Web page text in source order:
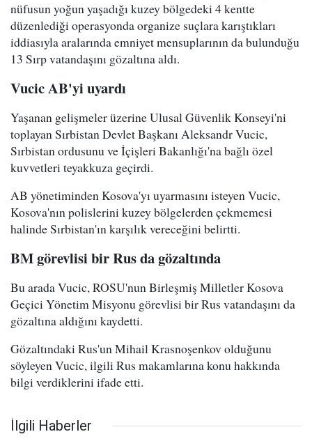
nüfusun yoğun yaşadığı kuzey bölgedeki 4 kentte
düzenlediği operasyonda organize suçlara karıştıkları
iddiasıyla aralarında emniyet mensuplarının da bulunduğu
13 Sırp vatandaşını gözaltına aldı.
Vucic AB'yi uyardı
Yaşanan gelişmeler üzerine Ulusal Güvenlik Konseyi'ni
toplayan Sırbistan Devlet Başkanı Aleksandr Vucic,
Sırbistan ordusunu ve İçişleri Bakanlığı'na bağlı özel
kuvvetleri teyakkuza geçirdi.
AB yönetiminden Kosova'yı uyarmasını isteyen Vucic,
Kosova'nın polislerini kuzey bölgelerden çekmemesi
halinde Sırbistan'ın karşılık vereceğini belirtti.
BM görevlisi bir Rus da gözaltında
Bu arada Vucic, ROSU'nun Birleşmiş Milletler Kosova
Geçici Yönetim Misyonu görevlisi bir Rus vatandaşını da
gözaltına aldığını kaydetti.
Gözaltındaki Rus'un Mihail Krasnoşenkov olduğunu
söyleyen Vucic, ilgili Rus makamlarına konu hakkında
bilgi verdiklerini ifade etti.
İlgili Haberler